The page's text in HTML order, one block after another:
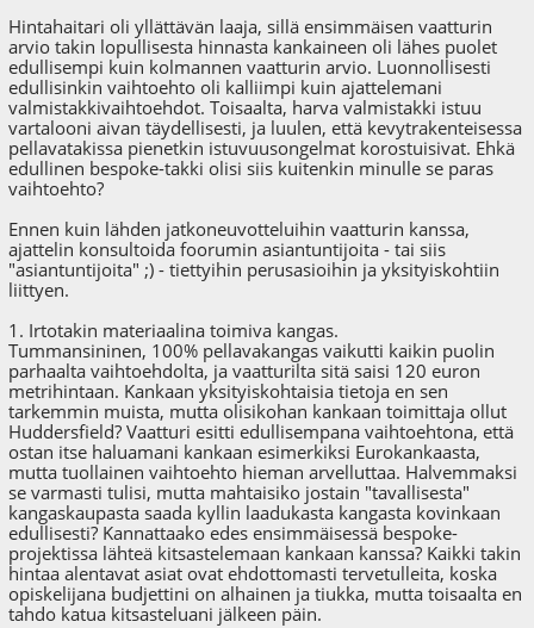
Hintahaitari oli yllättävän laaja, sillä ensimmäisen vaatturin
arvio takin lopullisesta hinnasta kankaineen oli lähes puolet
edullisempi kuin kolmannen vaatturin arvio. Luonnollisesti
edullisinkin vaihtoehto oli kalliimpi kuin ajattelemani
valmistakkivaihtoehdot. Toisaalta, harva valmistakki istuu
vartalooni aivan täydellisesti, ja luulen, että kevytrakenteisessa
pellavatakissa pienetkin istuvuusongelmat korostuisivat. Ehkä
edullinen bespoke-takki olisi siis kuitenkin minulle se paras
vaihtoehto?
Ennen kuin lähden jatkoneuvotteluihin vaatturin kanssa,
ajattelin konsultoida foorumin asiantuntijoita - tai siis
"asiantuntijoita" ;) - tiettyihin perusasioihin ja yksityiskohtiin
liittyen.
1. Irtotakin materiaalina toimiva kangas.
Tummansininen, 100% pellavakangas vaikutti kaikin puolin
parhaalta vaihtoehdolta, ja vaatturilta sitä saisi 120 euron
metrihintaan. Kankaan yksityiskohtaisia tietoja en sen
tarkemmin muista, mutta olisikohan kankaan toimittaja ollut
Huddersfield? Vaatturi esitti edullisempana vaihtoehtona, että
ostan itse haluamani kankaan esimerkiksi Eurokankaasta,
mutta tuollainen vaihtoehto hieman arvelluttaa. Halvemmaksi
se varmasti tulisi, mutta mahtaisiko jostain "tavallisesta"
kangaskaupasta saada kyllin laadukasta kangasta kovinkaan
edullisesti? Kannattaako edes ensimmäisessä bespoke-
projektissa lähteä kitsastelemaan kankaan kanssa? Kaikki takin
hintaa alentavat asiat ovat ehdottomasti tervetulleita, koska
opiskelijana budjettini on alhainen ja tiukka, mutta toisaalta en
tahdo katua kitsasteluani jälkeen päin.